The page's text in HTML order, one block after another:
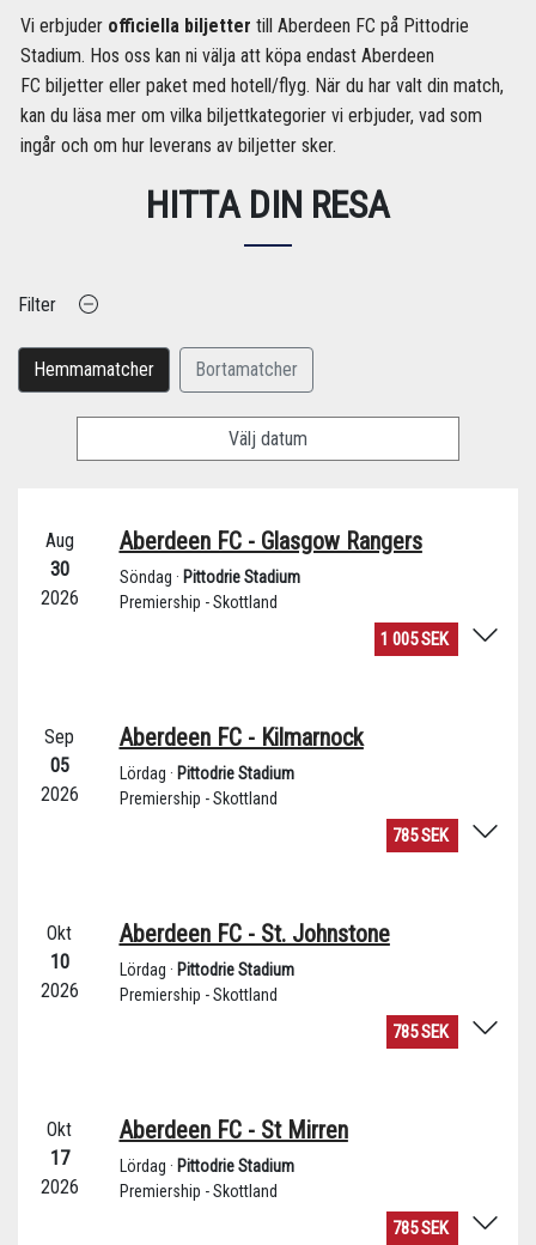
Vi erbjuder officiella biljetter till Aberdeen FC på Pittodrie
Stadium. Hos oss kan ni välja att köpa endast Aberdeen
FC biljetter eller paket med hotell/flyg. När du har valt din match,
kan du läsa mer om vilka biljettkategorier vi erbjuder, vad som
ingår och om hur leverans av biljetter sker.